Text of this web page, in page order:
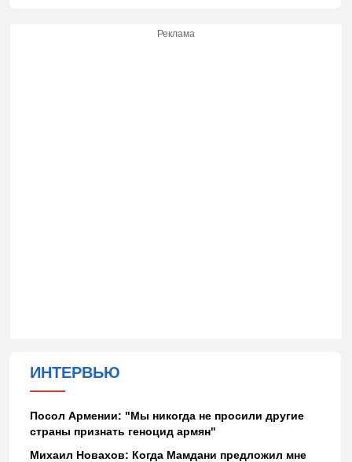
Реклама
ИНТЕРВЬЮ
Посол Армении: "Мы никогда не просили другие
страны признать геноцид армян"
Михаил Новахов: Когда Мамдани предложил мне